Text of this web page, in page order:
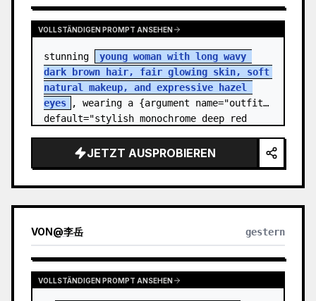
VOLLSTÄNDIGEN PROMPT ANSEHEN
stunning
young woman with long wavy
dark brown hair, fair glowing skin, soft
natural makeup, and expressive hazel
eyes
, wearing a {argument name="outfit"
default="stylish monochrome deep red
JETZT AUSPROBIEREN
VON@李岳 gestern
VOLLSTÄNDIGEN PROMPT ANSEHEN